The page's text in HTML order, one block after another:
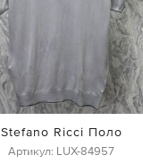
Stefano Ricci Поло
Артикул: LUX-84957